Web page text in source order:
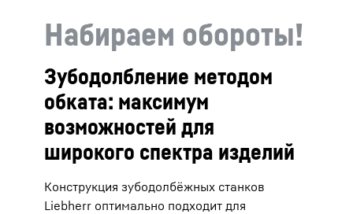
Набираем обороты!
Зубодолбление методом
обката: максимум
возможностей для
широкого спектра изделий
Конструкция зубодолбёжных станков
Liebherr оптимально подходит для